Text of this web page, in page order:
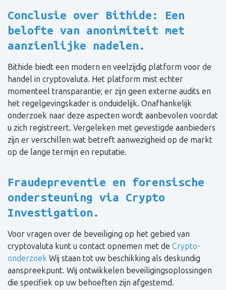
Conclusie over Bithide: Een
belofte van anonimiteit met
aanzienlijke nadelen.
Bithide biedt een modern en veelzijdig platform voor de
handel in cryptovaluta. Het platform mist echter
momenteel transparantie; er zijn geen externe audits en
het regelgevingskader is onduidelijk. Onafhankelijk
onderzoek naar deze aspecten wordt aanbevolen voordat
u zich registreert. Vergeleken met gevestigde aanbieders
zijn er verschillen wat betreft aanwezigheid op de markt
op de lange termijn en reputatie.
Fraudepreventie en forensische
ondersteuning via Crypto
Investigation.
Voor vragen over de beveiliging op het gebied van
cryptovaluta kunt u contact opnemen met de Crypto-
onderzoek Wij staan tot uw beschikking als deskundig
aanspreekpunt. Wij ontwikkelen beveiligingsoplossingen
die specifiek op uw behoeften zijn afgestemd.